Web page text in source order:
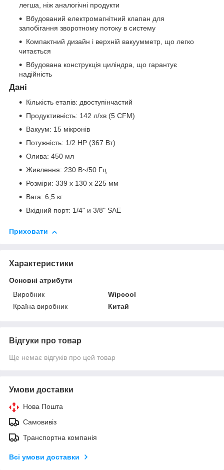
легша, ніж аналогічні продукти
Вбудований електромагнітний клапан для
запобігання зворотному потоку в систему
Компактний дизайн і верхній вакуумметр, що легко
читається
Вбудована конструкція циліндра, що гарантує
надійність
Дані
Кількість етапів: двоступінчастий
Продуктивність: 142 л/хв (5 CFM)
Вакуум: 15 мікронів
Потужність: 1/2 HP (367 Вт)
Олива: 450 мл
Живлення: 230 В~/50 Гц
Розміри: 339 x 130 x 225 мм
Вага: 6,5 кг
Вхідний порт: 1/4" и 3/8" SAE
Приховати
Характеристики
Основні атрибути
Виробник
Wipcool
Країна виробник
Китай
Відгуки про товар
Ще немає відгуків про цей товар
Умови доставки
Нова Пошта
Самовивіз
Транспортна компанія
Всі умови доставки